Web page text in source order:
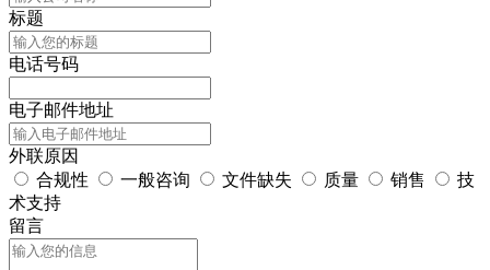
标题
电话号码
电子邮件地址
外联原因
合规性
一般咨询 文件缺失 质量 销售
技
术支持
留言